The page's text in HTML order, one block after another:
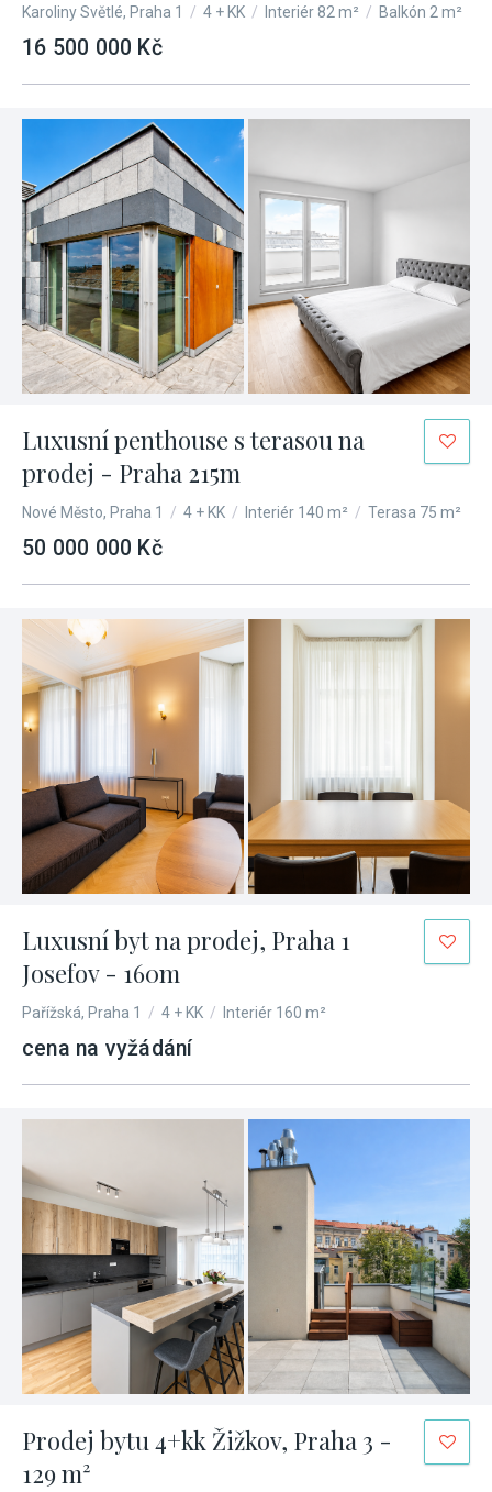
Karoliny Světlé, Praha 1 / 4 + KK / Interiér 82 m² / Balkón 2 m²
16 500 000 Kč
Luxusní penthouse s terasou na
prodej - Praha 215m
Nové Město, Praha 1 / 4 + KK / Interiér 140 m² / Terasa 75 m²
50 000 000 Kč
Luxusní byt na prodej, Praha 1
Josefov - 160m
Pařížská, Praha 1 / 4 + KK / Interiér 160 m²
cena na vyžádání
Prodej bytu 4+kk Žižkov, Praha 3 -
129 m²